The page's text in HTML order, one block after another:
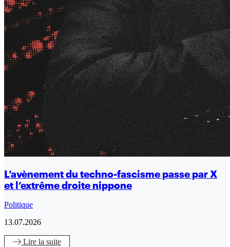
L’avènement du techno-fascisme passe par X
et l’extrême droite nippone
Politique
13.07.2026
Lire la suite